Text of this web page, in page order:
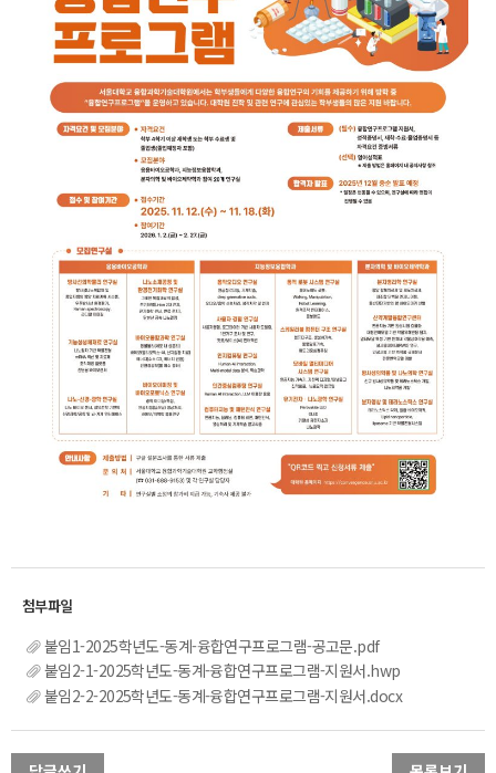
붙임1-2025학년도-동계-융합연구프로그램-공고문.pdf
붙임2-1-2025학년도-동계-융합연구프로그램-지원서.hwp
붙임2-2-2025학년도-동계-융합연구프로그램-지원서.docx